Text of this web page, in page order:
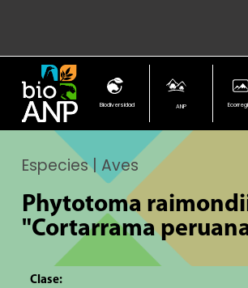
Biodiversidad ANP
Especies | Aves
Phytotoma
"Cortarrama
Clase: